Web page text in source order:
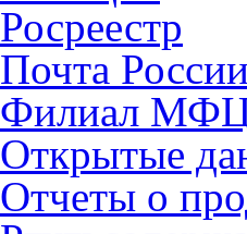
Росреестр
Почта России
Филиал
Открытые
Отчеты о